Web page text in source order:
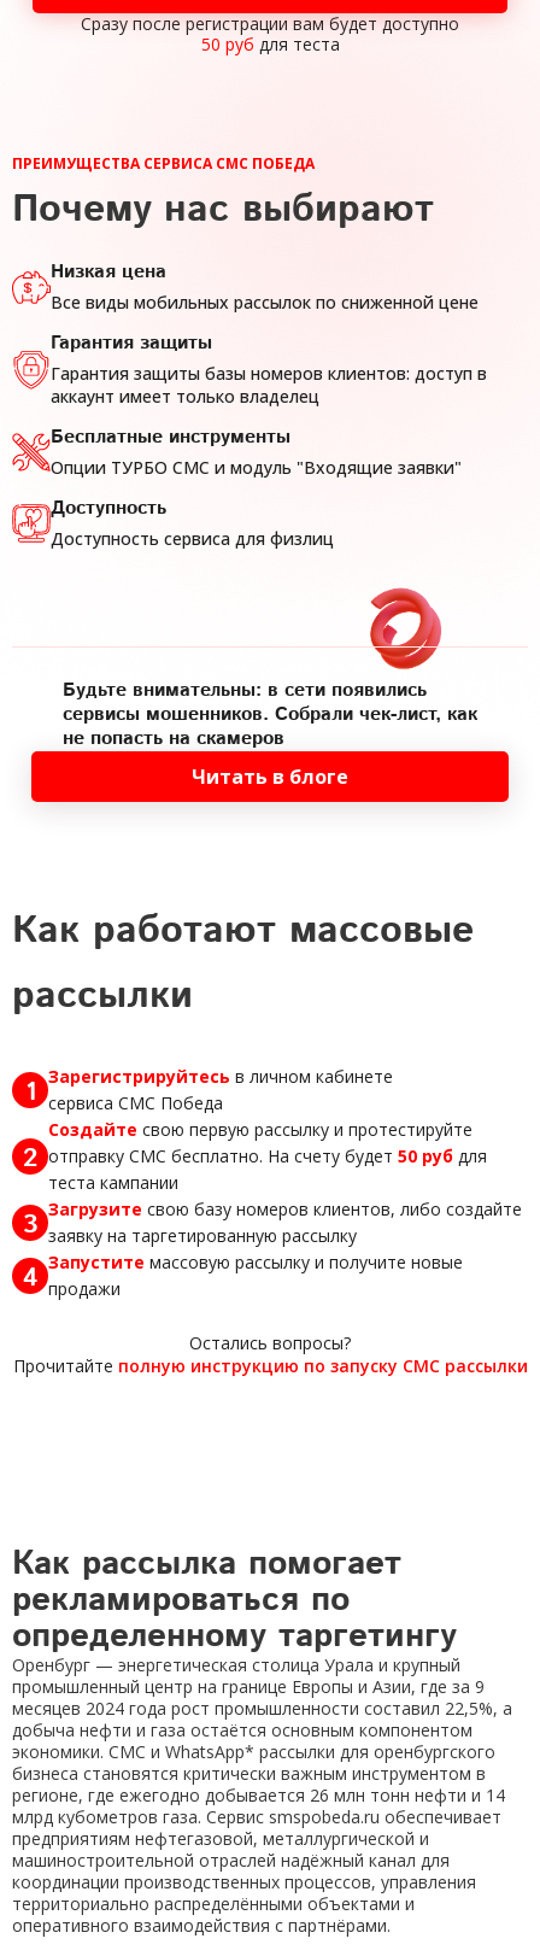
Сразу после регистрации вам будет доступно
50 руб для теста
ПРЕИМУЩЕСТВА СЕРВИСА СМС ПОБЕДА
Почему нас выбирают
Низкая цена
Все виды мобильных рассылок по сниженной цене
Гарантия защиты
Гарантия защиты базы номеров клиентов: доступ в
аккаунт имеет только владелец
Бесплатные инструменты
Опции ТУРБО СМС и модуль "Входящие заявки"
Доступность
Доступность сервиса для физлиц
Будьте внимательны: в сети появились
сервисы мошенников. Собрали чек-лист, как
не попасть на скамеров
Читать в блоге
Как работают массовые
рассылки
1 Зарегистрируйтесь в личном кабинете
сервиса СМС Победа
Создайте свою первую рассылку и протестируйте
отправку СМС бесплатно. На счету будет 50 руб для
теста кампании
2
3 Загрузите свою базу номеров клиентов, либо создайте
заявку на таргетированную рассылку
Запустите массовую рассылку и получите новые
продажи
4
Остались вопросы?
Прочитайте полную инструкцию по запуску СМС рассылки
Как рассылка помогает
рекламироваться по
определенному таргетингу
Оренбург — энергетическая столица Урала и крупный
промышленный центр на границе Европы и Азии, где за 9
месяцев 2024 года рост промышленности составил 22,5%, а
добыча нефти и газа остаётся основным компонентом
экономики. СМС и WhatsApp* рассылки для оренбургского
бизнеса становятся критически важным инструментом в
регионе, где ежегодно добывается 26 млн тонн нефти и 14
млрд кубометров газа. Сервис smspobeda.ru обеспечивает
предприятиям нефтегазовой, металлургической и
машиностроительной отраслей надёжный канал для
координации производственных процессов, управления
территориально распределёнными объектами и
оперативного взаимодействия с партнёрами.
Ошибка!
Закрыть